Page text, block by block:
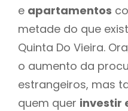
e apartamentos
metade do que
Quinta Do Vieira.
o aumento da
estrangeiros, mas
quem quer investir